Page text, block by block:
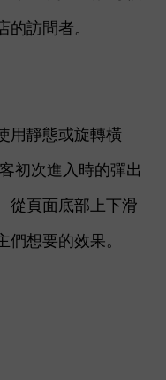
訪問者。
用靜態或旋轉橫
初次進入時的彈出
從頁面底部上下滑
想要的效果。